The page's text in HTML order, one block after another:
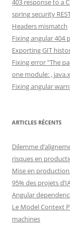
403 response to a
spring security
Headers mismatch
Fixing angular 404
Exporting GIT
Fixing error "The
one module: ,
Fixing angular
ARTICLES RÉCENTS
Dilemme
risques en
Mise en production
95% des projets
Angular
Le Model Context
machines